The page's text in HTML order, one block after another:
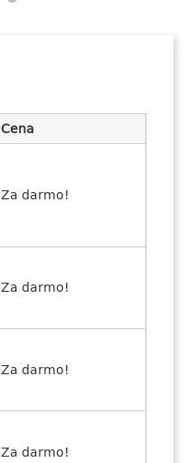
Cena
Za darmo!
Za darmo!
Za darmo!
Za darmo!